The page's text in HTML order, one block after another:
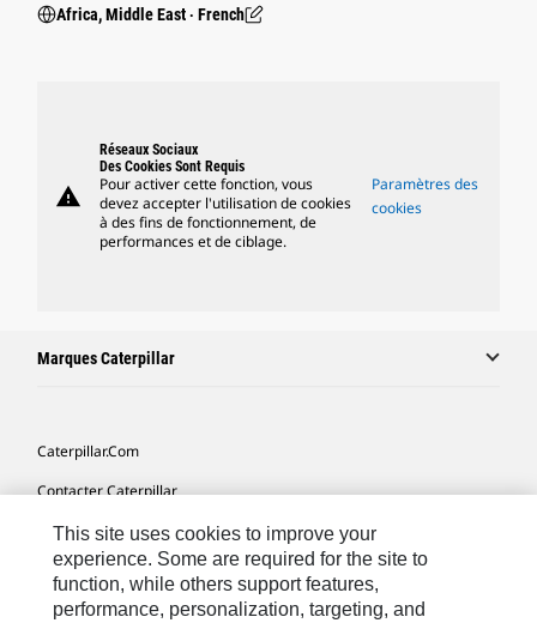
Africa, Middle East ‧ French
warning
Réseaux Sociaux
Des Cookies Sont Requis
Pour activer cette fonction, vous
devez accepter l'utilisation de cookies
à des fins de fonctionnement, de
performances et de ciblage.
Paramètres des
cookies
Marques Caterpillar
Caterpillar.com
Contacter Caterpillar
Mes Préférences Marketing
Plan Du Site
Cookie Settings
This site uses cookies to improve your
experience. Some are required for the site to
function, while others support features,
performance, personalization, targeting, and